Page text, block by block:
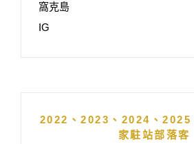
窩克島
IG
2022、2023、2024、2025
家駐站部落客